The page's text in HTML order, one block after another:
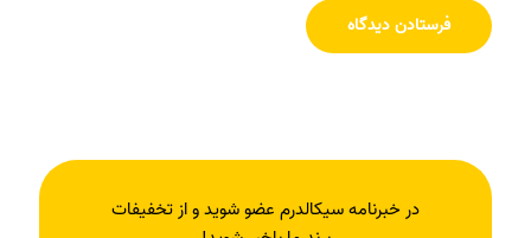
در خبرنامه سیکالدرم عضو شوید و از تخفیفات